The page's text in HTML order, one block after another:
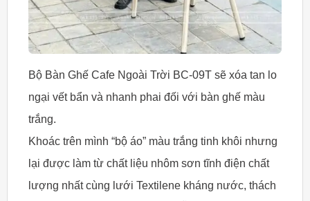
Bộ Bàn Ghế Cafe Ngoài Trời BC-09T sẽ xóa tan lo
ngại vết bẩn và nhanh phai đối với bàn ghế màu
trắng.
Khoác trên mình “bộ áo” màu trắng tinh khôi nhưng
lại được làm từ chất liệu nhôm sơn tĩnh điện chất
lượng nhất cùng lưới Textilene kháng nước, thách